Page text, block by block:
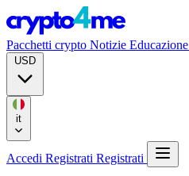
Pacchetti crypto Notizie Educazione
Accedi Registrati Registrati